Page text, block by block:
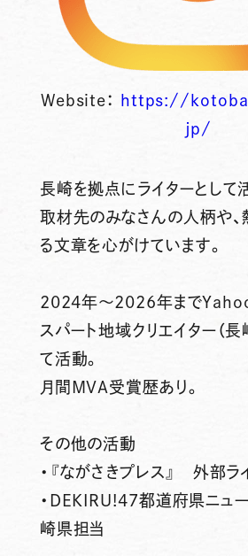
Website：
https://
jp/
長崎を拠点にライターとして
取材先のみなさんの人柄や
る文章を心がけています。
2024年～2026年まで
スパート地域クリエイター（長
て活動。
月間MVA受賞歴あり。
その他の活動
・『ながさきプレス』 外部ラ
・DEKIRU!47都道府県ニュ
崎県担当